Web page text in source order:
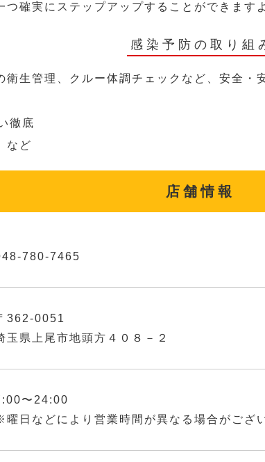
確実にステップアップすることができます
感染予防の取り組
衛生管理、クルー体調チェックなど、安全・
徹底
など
店舗情報
780-7465
362-0051
玉県上尾市地頭方４０８－２
〜24:00
曜日などにより営業時間が異なる場合がござ